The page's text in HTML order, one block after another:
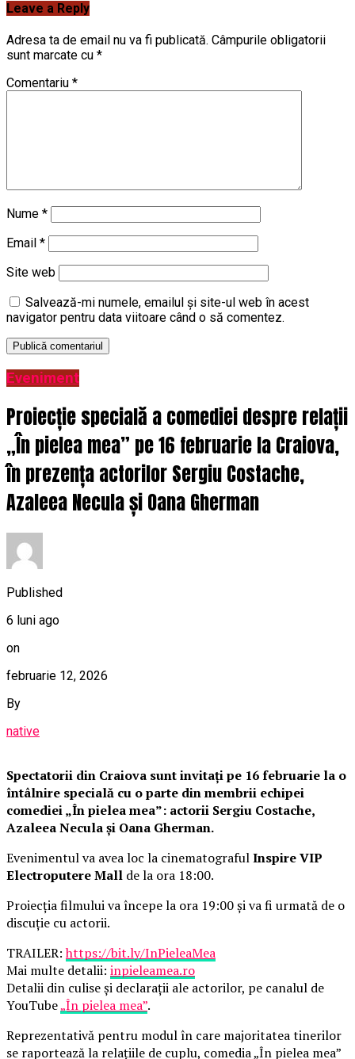
Leave a Reply
Adresa ta de email nu va fi publicată. Câmpurile obligatorii
sunt marcate cu *
Comentariu *
Nume *
Email *
Site web
Salvează-mi numele, emailul și site-ul web în acest
navigator pentru data viitoare când o să comentez.
Eveniment
Proiecție specială a comediei despre relații
„În pielea mea” pe 16 februarie la Craiova,
în prezența actorilor Sergiu Costache,
Azaleea Necula și Oana Gherman
Published
6 luni ago
on
februarie 12, 2026
By
native
Spectatorii din Craiova sunt invitați pe 16 februarie la o
întâlnire specială cu o parte din membrii echipei
comediei „În pielea mea”: actorii Sergiu Costache,
Azaleea Necula și Oana Gherman.
Evenimentul va avea loc la cinematografulInspire VIP
Electroputere Mall de la ora 18:00.
Proiecția filmului va începe la ora 19:00 și va fi urmată de o
discuție cu actorii.
TRAILER:https://bit.ly/InPieleaMea
Mai multe detalii: inpieleamea.ro
Detalii din culise și declarații ale actorilor, pe canalul de
YouTube„În pielea mea”.
Reprezentativă pentru modul în care majoritatea tinerilor
se raportează la relațiile de cuplu, comedia „În pielea mea”